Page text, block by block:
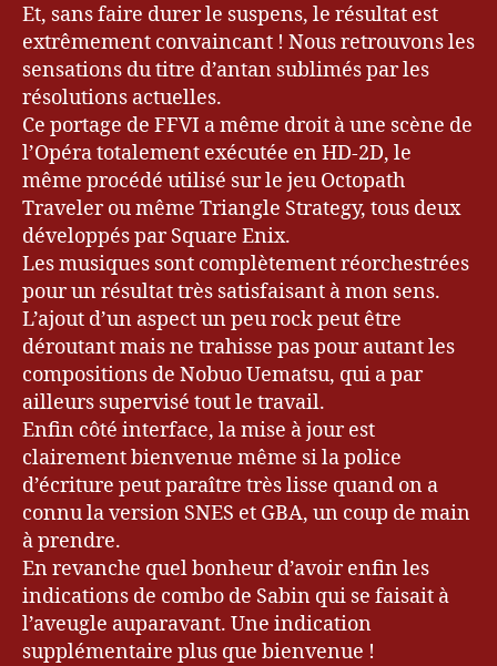
Et, sans faire durer le suspens, le résultat est
extrêmement convaincant ! Nous retrouvons les
sensations du titre d’antan sublimés par les
résolutions actuelles.
Ce portage de FFVI a même droit à une scène de
l’Opéra totalement exécutée en HD-2D, le
même procédé utilisé sur le jeu Octopath
Traveler ou même Triangle Strategy, tous deux
développés par Square Enix.
Les musiques sont complètement réorchestrées
pour un résultat très satisfaisant à mon sens.
L’ajout d’un aspect un peu rock peut être
déroutant mais ne trahisse pas pour autant les
compositions de Nobuo Uematsu, qui a par
ailleurs supervisé tout le travail.
Enfin côté interface, la mise à jour est
clairement bienvenue même si la police
d’écriture peut paraître très lisse quand on a
connu la version SNES et GBA, un coup de main
à prendre.
En revanche quel bonheur d’avoir enfin les
indications de combo de Sabin qui se faisait à
l’aveugle auparavant. Une indication
supplémentaire plus que bienvenue !
e
ur
,
Bl
o
g
u
e
u
r
&
G
a
er
,
Fi
n
al
F
a
n
a
s
y,
G